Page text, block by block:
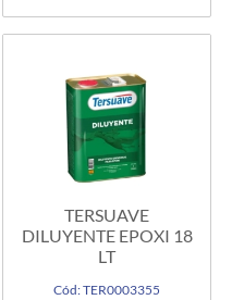
TERSUAVE
DILUYENTE EPOXI 18
LT
Cód: TER0003355